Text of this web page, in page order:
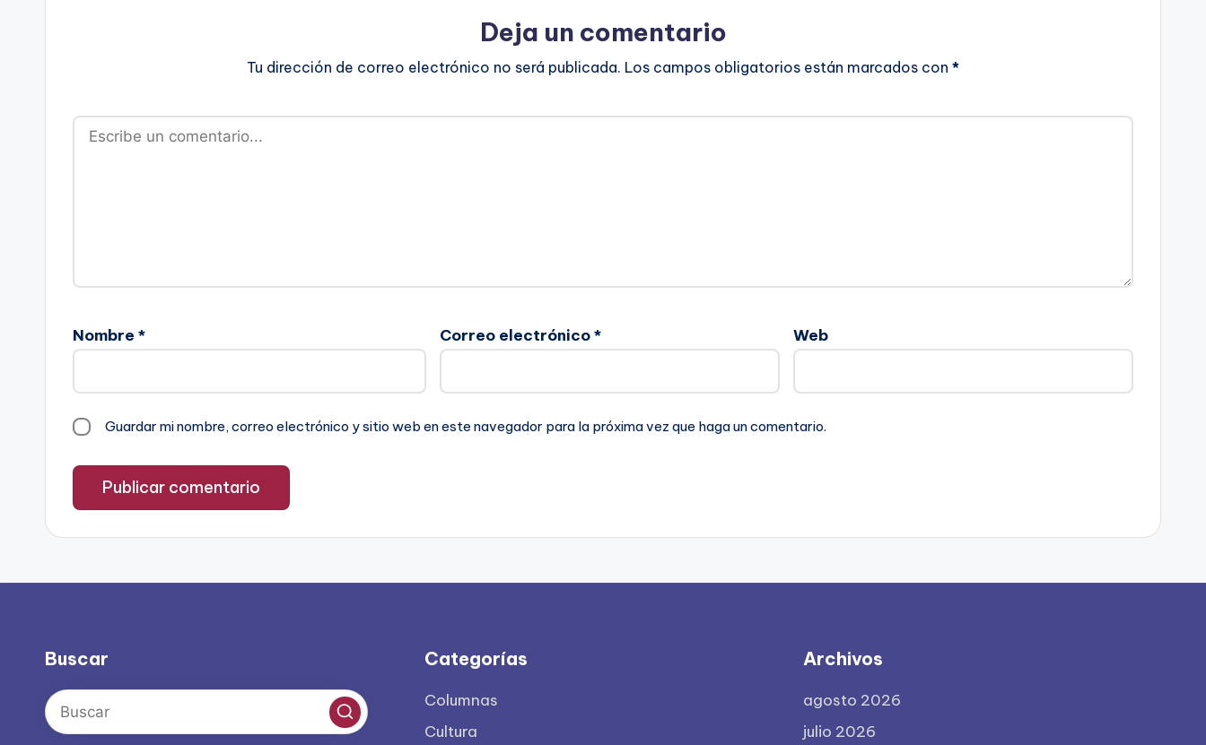
Deja un comentario
Tu dirección de correo electrónico no será publicada. Los campos obligatorios están marcados con *
Nombre * Correo electrónico* Web
Guardar mi nombre, correo electrónico y sitio web en este navegador para la próxima vez que haga un comentario.
Buscar Categorías
Columnas
Cultura
Archivos
agosto 2026
julio 2026